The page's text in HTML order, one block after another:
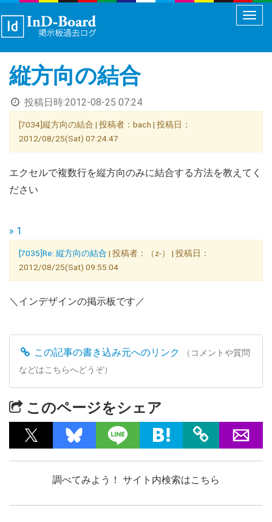
メ
ュ
縦方向の結合
投稿日時:2012-08-25 07:24
[7034]縦方向の結合 | 投稿者：bach | 投稿日：
2012/08/25(Sat) 07:24:47
エクセルで複数行を縦方向のみに結合する方法を教えてく
ださい
» 1
[7035]Re: 縦方向の結合 | 投稿者：（z-） | 投稿日：
2012/08/25(Sat) 09:55:04
＼インデザインの掲示板です／
この記事の書き込み元へのリンク
（コメントや質問
などはこちらへどうぞ）
このページをシェア
調べてみよう！ サイト内検索はこちら